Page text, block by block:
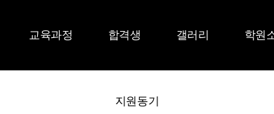
교육과정 합격생 갤러리 학원
지원동기